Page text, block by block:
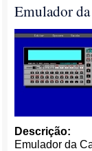
Emulador
Descrição:
Emulador da